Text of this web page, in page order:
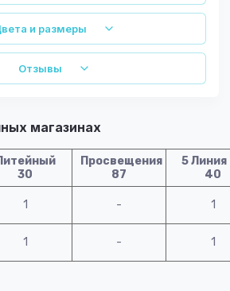
и размеры
Отзывы
магазинах
30
Просвещения
87
5 Линия
40
1 - 1
1 - 1